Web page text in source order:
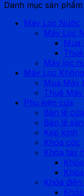
Danh mục sản phẩm
Máy Lọc Nước
Máy Lọc
Mua
Máy lọc
Máy Lọc
Mua Máy
Thuê
Phụ kiện cửa
Bản lề cửa
Bản lề sàn
Kẹp kính
Khóa cóc
Khóa tay
Khóa